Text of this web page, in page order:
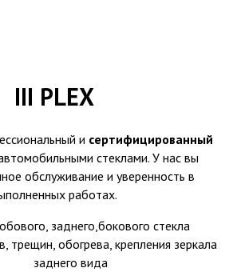
III PLEX
и сертифицированный
стеклами. У нас вы
обслуживание и уверенность в
работах.
заднего,бокового стекла
трещин, обогрева, крепления зеркала
заднего вида